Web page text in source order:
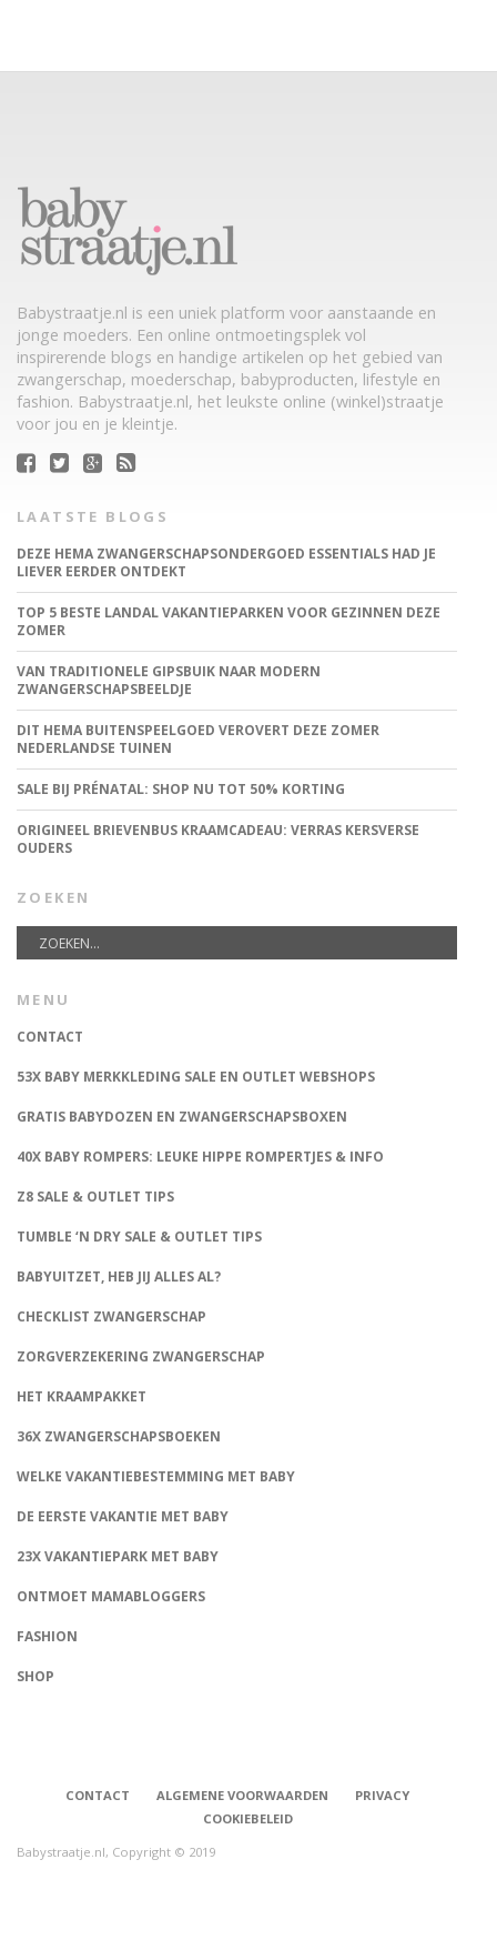
Babystraatje.nl is een uniek platform voor aanstaande en
jonge moeders. Een online ontmoetingsplek vol
inspirerende blogs en handige artikelen op het gebied van
zwangerschap, moederschap, babyproducten, lifestyle en
fashion. Babystraatje.nl, het leukste online (winkel)straatje
voor jou en je kleintje.
LAATSTE BLOGS
DEZE HEMA ZWANGERSCHAPSONDERGOED ESSENTIALS HAD JE
LIEVER EERDER ONTDEKT
TOP 5 BESTE LANDAL VAKANTIEPARKEN VOOR GEZINNEN DEZE
ZOMER
VAN TRADITIONELE GIPSBUIK NAAR MODERN
ZWANGERSCHAPSBEELDJE
DIT HEMA BUITENSPEELGOED VEROVERT DEZE ZOMER
NEDERLANDSE TUINEN
SALE BIJ PRÉNATAL: SHOP NU TOT 50% KORTING
ORIGINEEL BRIEVENBUS KRAAMCADEAU: VERRAS KERSVERSE
OUDERS
ZOEKEN
MENU
CONTACT
53X BABY MERKKLEDING SALE EN OUTLET WEBSHOPS
GRATIS BABYDOZEN EN ZWANGERSCHAPSBOXEN
40X BABY ROMPERS: LEUKE HIPPE ROMPERTJES & INFO
Z8 SALE & OUTLET TIPS
TUMBLE ‘N DRY SALE & OUTLET TIPS
BABYUITZET, HEB JIJ ALLES AL?
CHECKLIST ZWANGERSCHAP
ZORGVERZEKERING ZWANGERSCHAP
HET KRAAMPAKKET
36X ZWANGERSCHAPSBOEKEN
WELKE VAKANTIEBESTEMMING MET BABY
DE EERSTE VAKANTIE MET BABY
23X VAKANTIEPARK MET BABY
ONTMOET MAMABLOGGERS
FASHION
SHOP
CONTACT ALGEMENE VOORWAARDEN
PRIVACY
COOKIEBELEID
Babystraatje.nl, Copyright © 2019